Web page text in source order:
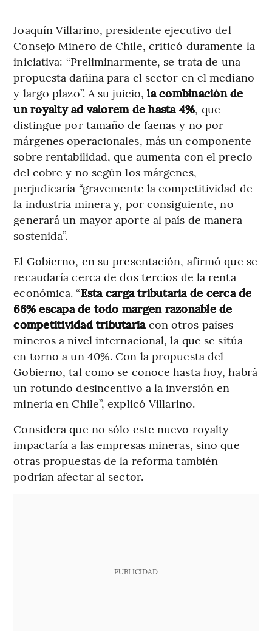
Joaquín Villarino, presidente ejecutivo del
Consejo Minero de Chile, criticó duramente la
iniciativa: “Preliminarmente, se trata de una
propuesta dañina para el sector en el mediano
y largo plazo”. A su juicio, la combinación de
un royalty ad valorem de hasta 4%, que
distingue por tamaño de faenas y no por
márgenes operacionales, más un componente
sobre rentabilidad, que aumenta con el precio
del cobre y no según los márgenes,
perjudicaría “gravemente la competitividad de
la industria minera y, por consiguiente, no
generará un mayor aporte al país de manera
sostenida”.
El Gobierno, en su presentación, afirmó que se
recaudaría cerca de dos tercios de la renta
económica. “Esta carga tributaria de cerca de
66% escapa de todo margen razonable de
competitividad tributaria con otros países
mineros a nivel internacional, la que se sitúa
en torno a un 40%. Con la propuesta del
Gobierno, tal como se conoce hasta hoy, habrá
un rotundo desincentivo a la inversión en
minería en Chile”, explicó Villarino.
Considera que no sólo este nuevo royalty
impactaría a las empresas mineras, sino que
otras propuestas de la reforma también
podrían afectar al sector.
PUBLICIDAD